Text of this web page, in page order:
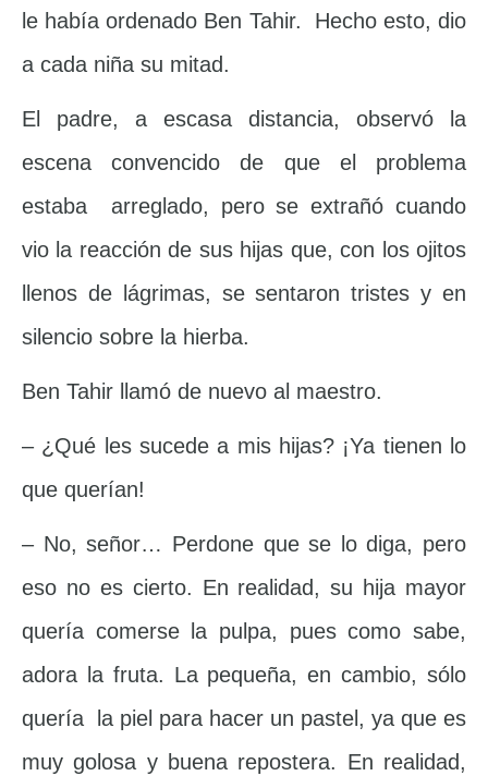
le había ordenado Ben Tahir. Hecho esto, dio
a cada niña su mitad.
El padre, a escasa distancia, observó la
escena convencido de que el problema
estaba arreglado, pero se extrañó cuando
vio la reacción de sus hijas que, con los ojitos
llenos de lágrimas, se sentaron tristes y en
silencio sobre la hierba.
Ben Tahir llamó de nuevo al maestro.
– ¿Qué les sucede a mis hijas? ¡Ya tienen lo
que querían!
– No, señor… Perdone que se lo diga, pero
eso no es cierto. En realidad, su hija mayor
quería comerse la pulpa, pues como sabe,
adora la fruta. La pequeña, en cambio, sólo
quería la piel para hacer un pastel, ya que es
muy golosa y buena repostera. En realidad,